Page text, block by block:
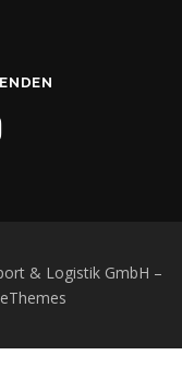
& Logistik GmbH –